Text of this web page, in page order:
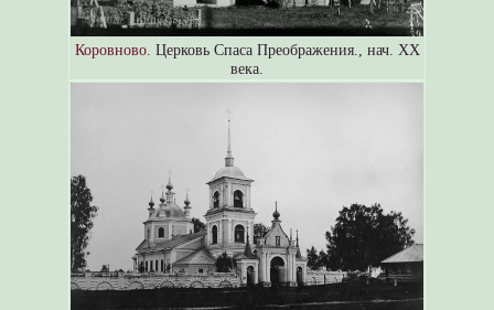
Коровново. Церковь Спаса Преображения., нач. XX
века.